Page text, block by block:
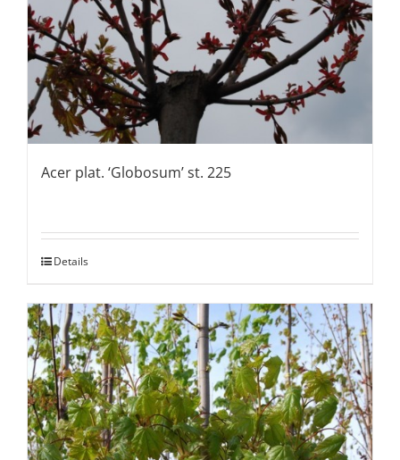
Acer plat. ‘Globosum’ st. 225
Details